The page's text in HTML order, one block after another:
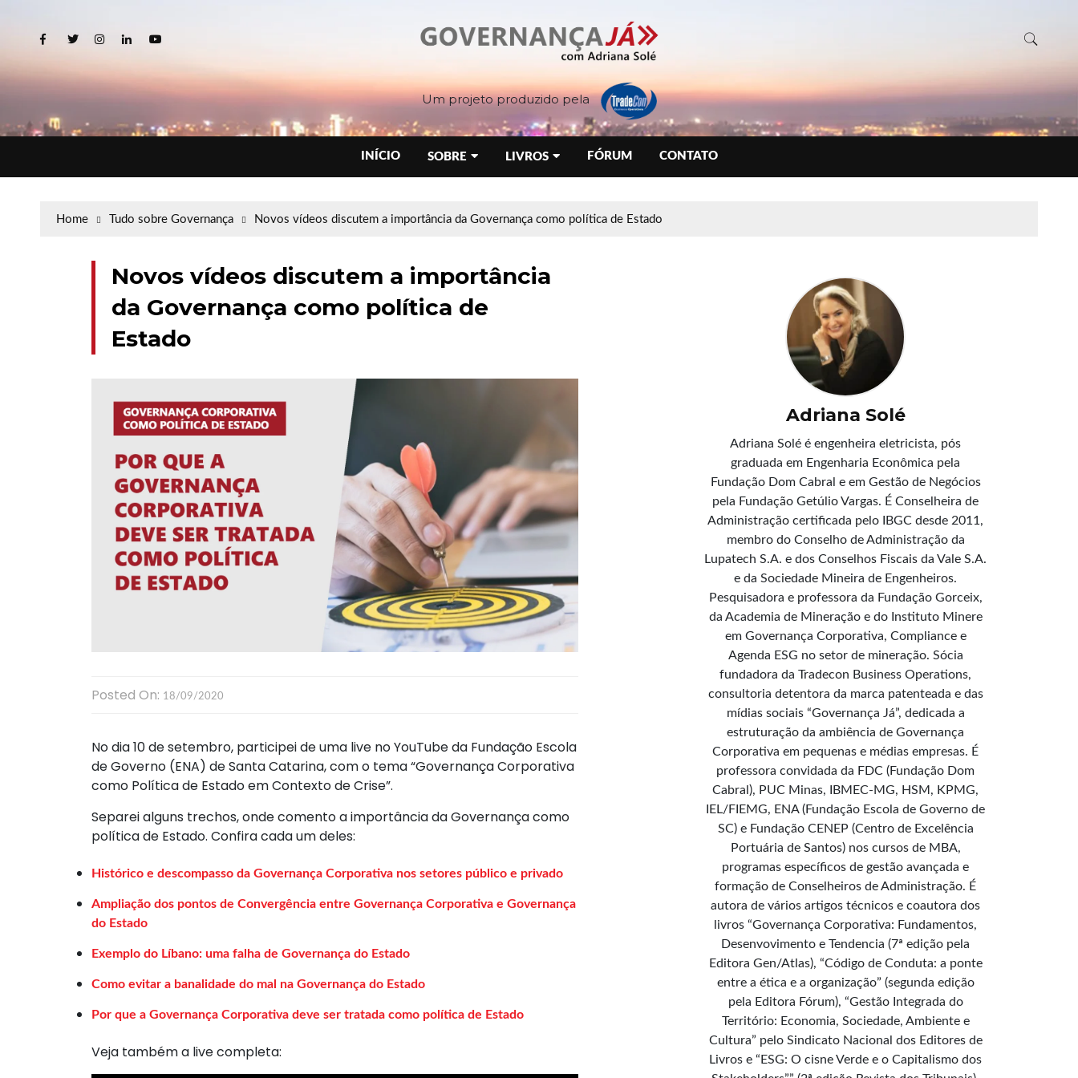
Um projeto produzido pela
INÍCIO SOBRE LIVROS FÓRUM CONTATO
Home Tudo sobre Governança Novos vídeos discutem a importância da Governança como política de Estado
Novos vídeos discutem a importância
da Governança como política de
Estado
Posted On: 18/09/2020
No dia 10 de setembro, participei de uma live no YouTube da Fundação Escola
de Governo (ENA) de Santa Catarina, com o tema “Governança Corporativa
como Política de Estado em Contexto de Crise”.
Separei alguns trechos, onde comento a importância da Governança como
política de Estado. Confira cada um deles:
Histórico e descompasso da Governança Corporativa nos setores público e privado
Ampliação dos pontos de Convergência entre Governança Corporativa e Governança
do Estado
Exemplo do Líbano: uma falha de Governança do Estado
Como evitar a banalidade do mal na Governança do Estado
Por que a Governança Corporativa deve ser tratada como política de Estado
Veja também a live completa:
Adriana Solé
Adriana Solé é engenheira eletricista, pós
graduada em Engenharia Econômica pela
Fundação Dom Cabral e em Gestão de Negócios
pela Fundação Getúlio Vargas. É Conselheira de
Administração certificada pelo IBGC desde 2011,
membro do Conselho de Administração da
Lupatech S.A. e dos Conselhos Fiscais da Vale S.A.
e da Sociedade Mineira de Engenheiros.
Pesquisadora e professora da Fundação Gorceix,
da Academia de Mineração e do Instituto Minere
em Governança Corporativa, Compliance e
Agenda ESG no setor de mineração. Sócia
fundadora da Tradecon Business Operations,
consultoria detentora da marca patenteada e das
mídias sociais “Governança Já”, dedicada a
estruturação da ambiência de Governança
Corporativa em pequenas e médias empresas. É
professora convidada da FDC (Fundação Dom
Cabral), PUC Minas, IBMEC-MG, HSM, KPMG,
IEL/FIEMG, ENA (Fundação Escola de Governo de
SC) e Fundação CENEP (Centro de Excelência
Portuária de Santos) nos cursos de MBA,
programas específicos de gestão avançada e
formação de Conselheiros de Administração. É
autora de vários artigos técnicos e coautora dos
livros “Governança Corporativa: Fundamentos,
Desenvovimento e Tendencia (7ª edição pela
Editora Gen/Atlas), “Código de Conduta: a ponte
entre a ética e a organização” (segunda edição
pela Editora Fórum), “Gestão Integrada do
Território: Economia, Sociedade, Ambiente e
Cultura” pelo Sindicato Nacional dos Editores de
Livros e “ESG: O cisne Verde e o Capitalismo dos